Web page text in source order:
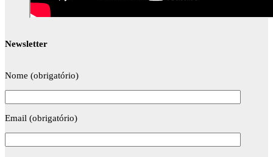
Newsletter
Nome (obrigatório)
Email (obrigatório)